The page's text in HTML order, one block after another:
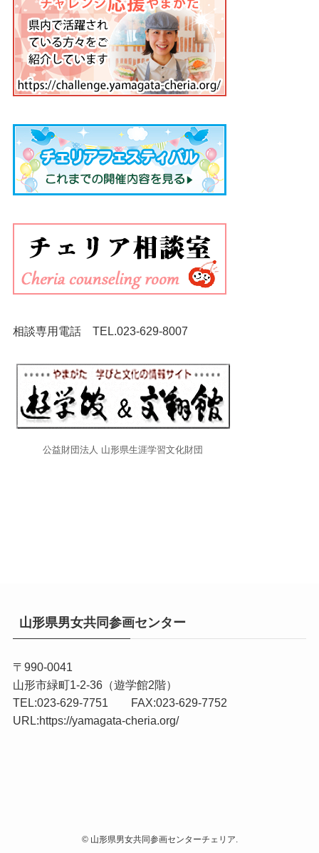
相談専用電話 TEL.023-629-8007
公益財団法人 山形県生涯学習文化財団
山形県男女共同参画センター
〒990-0041
山形市緑町1-2-36（遊学館2階）
TEL:023-629-7751 FAX:023-629-7752
URL:https://yamagata-cheria.org/
©山形県男女共同参画センターチェリア.